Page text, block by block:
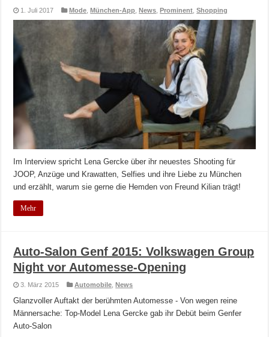
1. Juli 2017 Mode ,München-App ,News ,Prominent ,Shopping
Im Interview spricht Lena Gercke über ihr neuestes Shooting für
JOOP, Anzüge und Krawatten, Selfies und ihre Liebe zu München
und erzählt, warum sie gerne die Hemden von Freund Kilian trägt!
Mehr
Auto-Salon Genf 2015: Volkswagen Group
Night vor Automesse-Opening
3. März 2015 Automobile ,News
Glanzvoller Auftakt der berühmten Automesse - Von wegen reine
Männersache: Top-Model Lena Gercke gab ihr Debüt beim Genfer
Auto-Salon